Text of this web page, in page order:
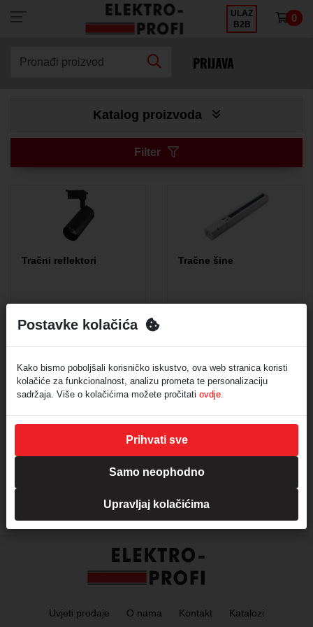
×
ULAZ
B2B
0
Pronađi proizvod PRIJAVA
Katalog proizvoda
Filter
Tračni reflektori Tračne šine
Uvjeti prodaje O nama Kontakt Katalozi
Postavke kolačića
Kako bismo poboljšali korisničko iskustvo, ova web stranica koristi
kolačiće za funkcionalnost, analizu prometa te personalizaciju
sadržaja. Više o kolačićima možete pročitati ovdje.
Prihvati sve
Samo neophodno
Upravljaj kolačićima